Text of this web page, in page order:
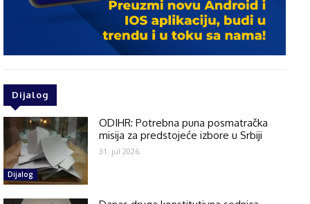
Dijalog
Dijalog
ODIHR: Potrebna puna posmatračka
misija za predstojeće izbore u Srbiji
31. jul 2026.